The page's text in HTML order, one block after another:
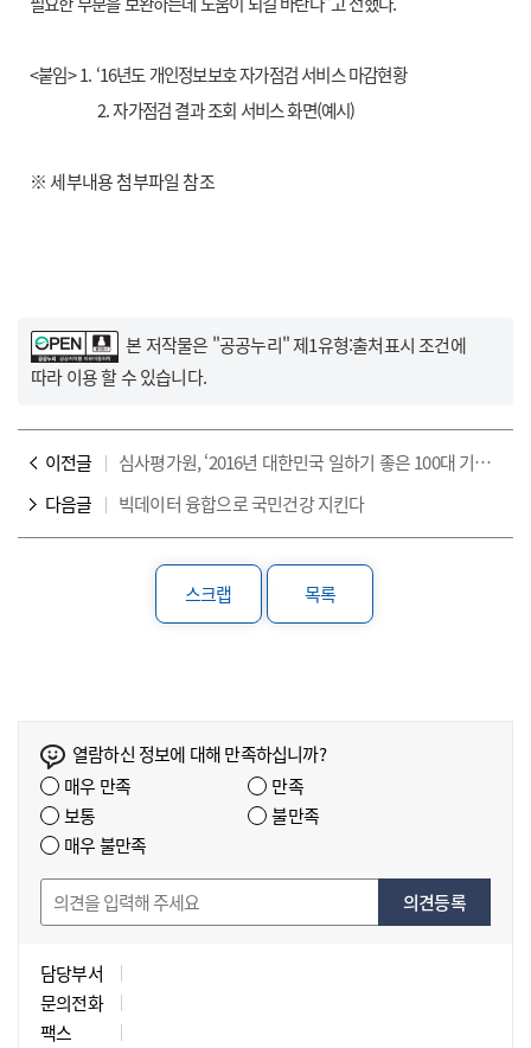
<붙임> 1. ‘16년도 개인정보보호 자가점검 서비스 마감현황
2. 자가점검 결과 조회 서비스 화면(예시)
※ 세부내용 첨부파일 참조
본 저작물은 "공공누리"제1유형:출처표시조건에
따라 이용 할 수 있습니다.
이전글
심사평가원, ‘2016년 대한민국 일하기 좋은 100대 기업’ 대상 수상
다음글
빅데이터 융합으로 국민건강 지킨다
스크랩 목록
열람하신 정보에 대해 만족하십니까?
매우 만족
만족
보통
불만족
매우 불만족
의견등록
담당부서
문의전화
팩스